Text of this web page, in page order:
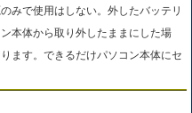
みで使用はしない。外したバッテリ
本体から取り外したままにした場
ます。できるだけパソコン本体にセ